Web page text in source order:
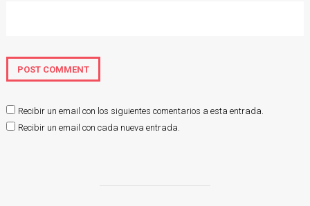
Recibir un email con los siguientes comentarios a esta entrada.
Recibir un email con cada nueva entrada.